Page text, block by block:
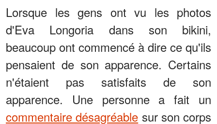
Lorsque les gens ont vu les photos
d'Eva Longoria dans son bikini,
beaucoup ont commencé à dire ce qu'ils
pensaient de son apparence. Certains
n'étaient pas satisfaits de son
apparence. Une personne a fait un
commentaire désagréable sur son corps